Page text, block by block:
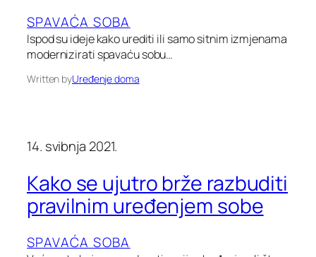
SPAVAĆA SOBA
Ispod su ideje kako urediti ili samo sitnim izmjenama
modernizirati spavaću sobu…
Written byUređenje doma
14. svibnja 2021.
Kako se ujutro brže razbuditi
pravilnim uređenjem sobe
SPAVAĆA SOBA